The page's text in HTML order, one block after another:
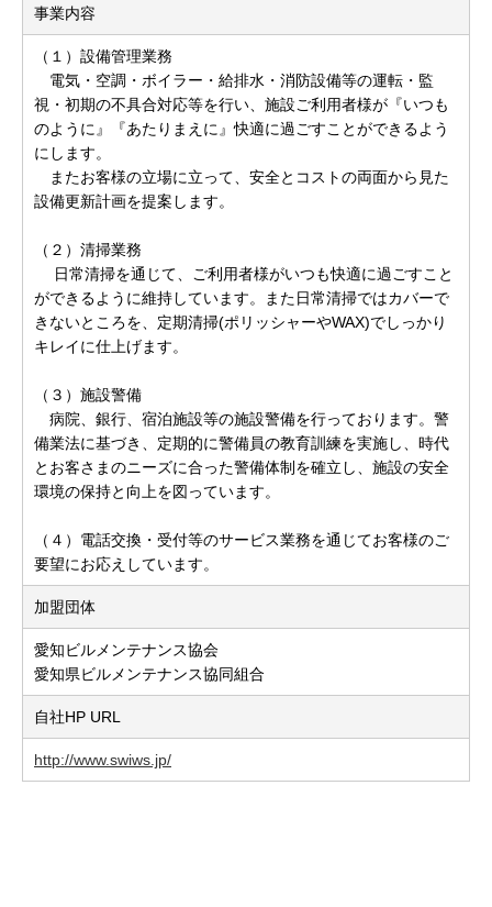
事業内容
（１）設備管理業務
電気・空調・ボイラー・給排水・消防設備等の運転・監
視・初期の不具合対応等を行い、施設ご利用者様が『いつも
のように』『あたりまえに』快適に過ごすことができるよう
にします。
またお客様の立場に立って、安全とコストの両面から見た
設備更新計画を提案します。
（２）清掃業務
日常清掃を通じて、ご利用者様がいつも快適に過ごすこと
ができるように維持しています。また日常清掃ではカバーで
きないところを、定期清掃(ポリッシャーやWAX)でしっかり
キレイに仕上げます。
（３）施設警備
病院、銀行、宿泊施設等の施設警備を行っております。警
備業法に基づき、定期的に警備員の教育訓練を実施し、時代
とお客さまのニーズに合った警備体制を確立し、施設の安全
環境の保持と向上を図っています。
（４）電話交換・受付等のサービス業務を通じてお客様のご
要望にお応えしています。
加盟団体
愛知ビルメンテナンス協会
愛知県ビルメンテナンス協同組合
自社HP URL
http://www.swiws.jp/